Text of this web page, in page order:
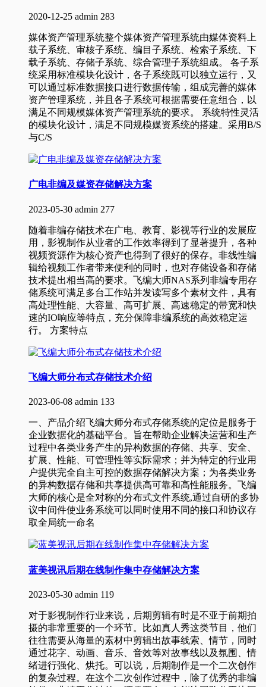
2020-12-25 admin 283
媒体资产管理系统整个媒体资产管理系统由媒体资料上
载子系统、审核子系统、编目子系统、检索子系统、下
载子系统、存储子系统、综合管理子系统组成。 各子系
统采用标准模块化设计，各子系统既可以独立运行，又
可以通过标准数据接口进行数据传输，组成完善的媒体
资产管理系统，并且各子系统可根据需要任意组合，以
满足不同规模媒体资产管理系统的要求。 系统特性灵活
的模块化设计，满足不同规模媒资系统的搭建。采用B/S
与C/S
广电非编及媒资存储解决方案
2023-05-30 admin 277
随着非编存储技术在广电、教育、影视等行业的发展应
用，影视制作从业者的工作效率得到了显著提升，各种
视频资源作为核心资产也得到了很好的保存。非线性编
辑给视频工作者带来便利的同时，也对存储设备和存储
技术提出相当高的要求。飞编大师NAS系列非编专用存
储系统可满足多台工作站并发读写多个素材文件，具有
高处理性能、大容量、高可扩展、高速稳定的带宽和快
速的IO响应等特点，充分保障非编系统的高效稳定运
行。 方案特点
飞编大师分布式存储技术介绍
2023-06-08 admin 133
一、产品介绍飞编大师分布式存储系统的定位是服务于
企业数据化的基础平台。旨在帮助企业解决运营和生产
过程中各类业务产生的异构数据的存储、共享、安全、
扩展、性能、可管理性等实际需求；并为特定的行业用
户提供完全自主可控的数据存储解决方案；为各类业务
的异构数据存储和共享提供高可靠和高性能服务。飞编
大师的核心是全对称的分布式文件系统,通过自研的多协
议中间件使业务系统可以同时使用不同的接口和协议存
取全局统一命名
蓝美视讯后期在线制作集中存储解决方案
2023-05-30 admin 119
对于影视制作行业来说，后期剪辑有时是不亚于前期拍
摄的非常重要的一个环节。比如真人秀这类节目，他们
往往需要从海量的素材中剪辑出故事线索、情节，同时
通过花字、动画、音乐、音效等对故事线以及氛围、情
绪进行强化、烘托。可以说，后期制作是一个二次创作
的复杂过程。在这个二次创作过程中，除了优秀的非编